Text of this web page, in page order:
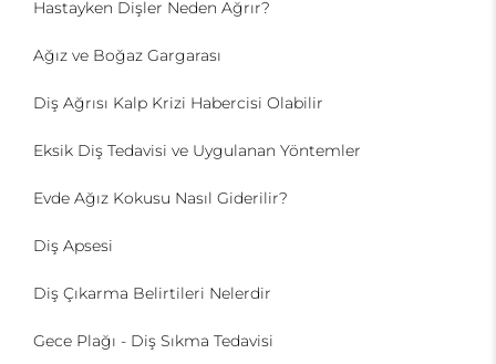
Hastayken Dişler Neden Ağrır?
Ağız ve Boğaz Gargarası
Diş Ağrısı Kalp Krizi Habercisi Olabilir
Eksik Diş Tedavisi ve Uygulanan Yöntemler
Evde Ağız Kokusu Nasıl Giderilir?
Diş Apsesi
Diş Çıkarma Belirtileri Nelerdir
Gece Plağı - Diş Sıkma Tedavisi